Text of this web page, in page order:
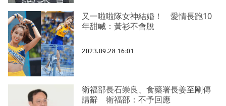
又一啦啦隊女神結婚！ 愛情長跑10
年甜喊：黃衫不會脫
2023.09.28 16:01
衛福部長石崇良、食藥署長姜至剛傳
請辭 衛福部：不予回應